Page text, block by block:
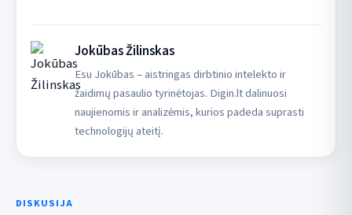
Jokūbas Žilinskas
Esu Jokūbas – aistringas dirbtinio intelekto ir
žaidimų pasaulio tyrinėtojas. Digin.lt dalinuosi
naujienomis ir analizėmis, kurios padeda suprasti
technologijų ateitį.
DISKUSIJA